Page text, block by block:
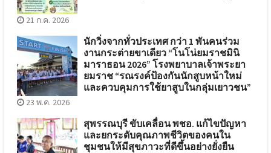
21 ก.ค. 2026
นักวิ่งจากทั่วประเทศ กว่า 1 พันคนร่วม
งานกระต่ายขาเดียว “โนโน่ยมราชมินิ
มาราธอน 2026” โรงพยาบาลเจ้าพระยา
ยมราช “รณรงค์ป้องกันนักสูบหน้าใหม่
และควบคุมการใช้ยาสูบในกลุ่มเยาวชน”
23 พ.ค. 2026
สุพรรณบุรี ขับเคลื่อน พชอ. แก้ไขปัญหา
และยกระดับคุณภาพชีวิตของคนใน
ชุมชนให้มีสุขภาวะที่ดีขึ้นอย่างยั่งยืน